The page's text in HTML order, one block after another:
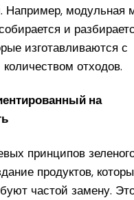
Например, модульная
и
изготавливаются с
отходов.
на
принципов
продуктов,
частой замену.